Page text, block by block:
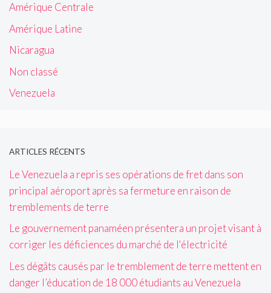
Amérique Centrale
Amérique Latine
Nicaragua
Non classé
Venezuela
ARTICLES RÉCENTS
Le Venezuela a repris ses opérations de fret dans son
principal aéroport après sa fermeture en raison de
tremblements de terre
Le gouvernement panaméen présentera un projet visant à
corriger les déficiences du marché de l'électricité
Les dégâts causés par le tremblement de terre mettent en
danger l’éducation de 18 000 étudiants au Venezuela